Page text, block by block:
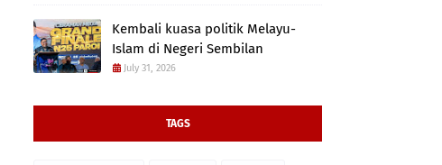
Kembali kuasa politik Melayu-
Islam di Negeri Sembilan
July 31, 2026
TAGS